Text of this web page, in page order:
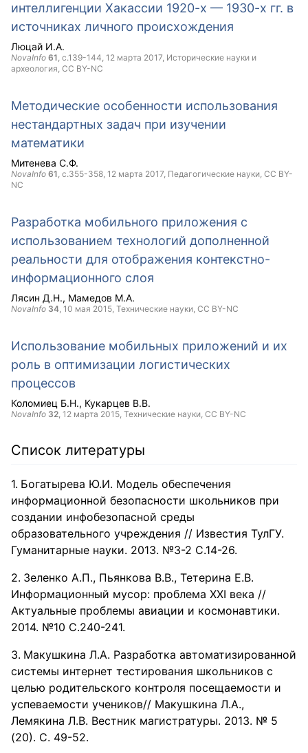
интеллигенции Хакассии 1920-х — 1930-х гг. в
источниках личного происхождения
Люцай И.А.
NovaInfo 61, с.139-144, 12 марта 2017, Исторические науки и
археология, CC BY-NC
Методические особенности использования
нестандартных задач при изучении
математики
Митенева С.Ф.
NovaInfo 61, с.355-358, 12 марта 2017, Педагогические науки, CC BY-
NC
Разработка мобильного приложения с
использованием технологий дополненной
реальности для отображения контекстно-
информационного слоя
Лясин Д.Н. Мамедов М.А.
NovaInfo 34, 10 мая 2015, Технические науки, CC BY-NC
Использование мобильных приложений и их
роль в оптимизации логистических
процессов
Коломиец Б.Н. Кукарцев В.В.
NovaInfo 32, 12 марта 2015, Технические науки, CC BY-NC
Список литературы
Богатырева Ю.И. Модель обеспечения
информационной безопасности школьников при
создании инфобезопасной среды
образовательного учреждения // Известия ТулГУ.
Гуманитарные науки. 2013. №3-2 С.14-26.
Зеленко А.П., Пьянкова В.В., Тетерина Е.В.
Информационный мусор: проблема XXI века //
Актуальные проблемы авиации и космонавтики.
2014. №10 С.240-241.
Макушкина Л.А. Разработка автоматизированной
системы интернет тестирования школьников с
целью родительского контроля посещаемости и
успеваемости учеников// Макушкина Л.А.,
Лемякина Л.В. Вестник магистратуры. 2013. № 5
(20). С. 49-52.